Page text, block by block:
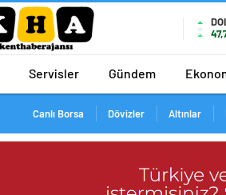
Servisler Gündem
Canlı Borsa Dövizler Altınlar